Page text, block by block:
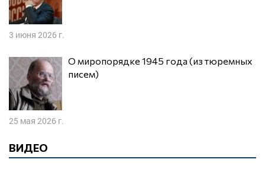
3 июня 2026 г.
О миропорядке 1945 года (из тюремных
писем)
25 мая 2026 г.
ВИДЕО